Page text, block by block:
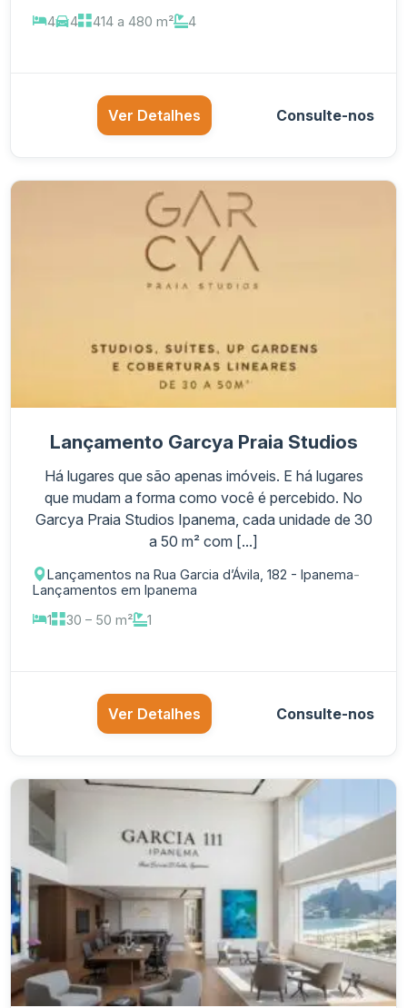
4
4 414 a 480 m² 4
Ver Detalhes Consulte-nos
Lançamento Garcya Praia Studios
Há lugares que são apenas imóveis. E há lugares
que mudam a forma como você é percebido. No
Garcya Praia Studios Ipanema, cada unidade de 30
a 50 m² com [...]
Lançamentos na Rua Garcia d’Ávila, 182 - Ipanema-
Lançamentos em Ipanema
1
30 – 50 m² 1
Ver Detalhes Consulte-nos